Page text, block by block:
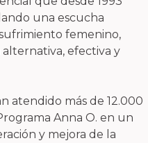
una escucha
femenino,
efectiva y
atendido más de 12.000
Anna O. en un
y mejora de la